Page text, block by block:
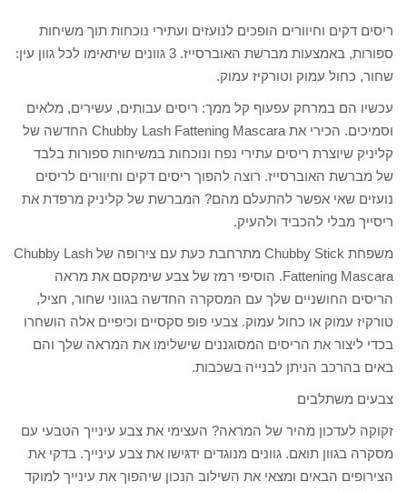
ריסים דקים וחיוורים הופכים לנועזים ועתירי נוכחות תוך משיחות
ספורות, באמצעות מברשת האוברסייז. 3 גוונים שיתאימו לכל גוון עין:
שחור, כחול עמוק וטורקיז עמוק.
עכשיו הם במרחק עפעוף קל ממך: ריסים עבותים, עשירים, מלאים
וסמיכים. הכירי את Chubby Lash Fattening Mascara החדשה של
קליניק שיוצרת ריסים עתירי נפח ונוכחות במשיחות ספורות בלבד
של מברשת האוברסייז. רוצה להפוך ריסים דקים וחיוורים לריסים
נועזים שאי אפשר להתעלם מהם? המברשת של קליניק מרפדת את
ריסייך מבלי להכביד ולהעיק.
משפחת Chubby Stick מתרחבת כעת עם צירופה של Chubby Lash
Fattening Mascara. הוסיפי רמז של צבע שימקסם את מראה
הריסים החושניים שלך עם המסקרה החדשה בגווני שחור, חציל,
טורקיז עמוק או כחול עמוק. צבעי פופ סקסיים וכיפיים אלה הושחרו
בכדי ליצור את הריסים המסוגננים שישלימו את המראה שלך והם
באים בהרכב הניתן לבנייה בשכבות.
צבעים משתלבים
זקוקה לעדכון מהיר של המראה? העצימי את צבע עינייך הטבעי עם
מסקרה בגוון תואם. גוונים מנוגדים ידגישו את צבע עינייך. בדקי את
הצירופים הבאים ומצאי את השילוב הנכון שיהפוך את עינייך למוקד